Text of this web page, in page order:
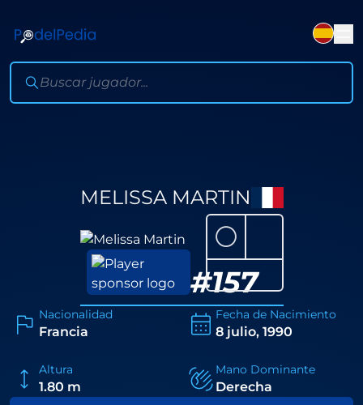
MELISSA MARTIN
#157
⚪
Nacionalidad
Francia
Fecha de Nacimiento
8 julio, 1990
Altura
1.80 m
Mano Dominante
Derecha